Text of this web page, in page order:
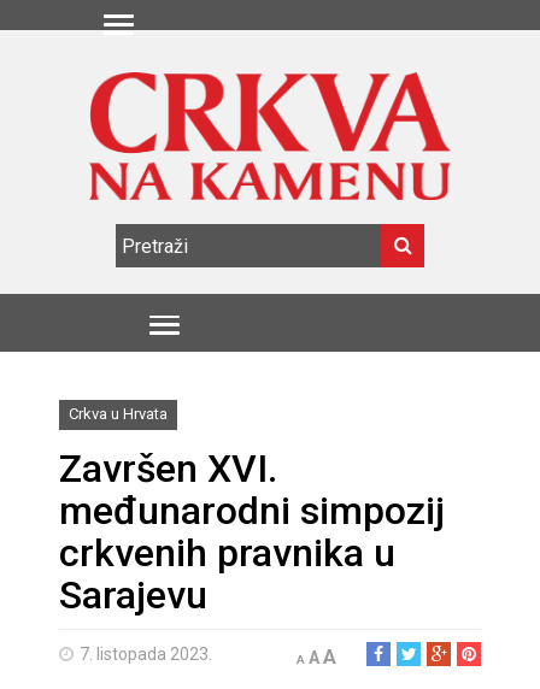
Crkva u Hrvata
Završen XVI.
međunarodni simpozij
crkvenih pravnika u
Sarajevu
7. listopada 2023. A AA